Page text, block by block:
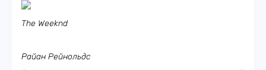
The Weeknd
Райан Рейнольдс